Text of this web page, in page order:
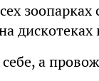
зоопарках
дискотеках
а